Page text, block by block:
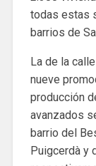
todas estas
barrios de
La de la
nueve
producción
avanzados
barrio del
Puigcerdà y